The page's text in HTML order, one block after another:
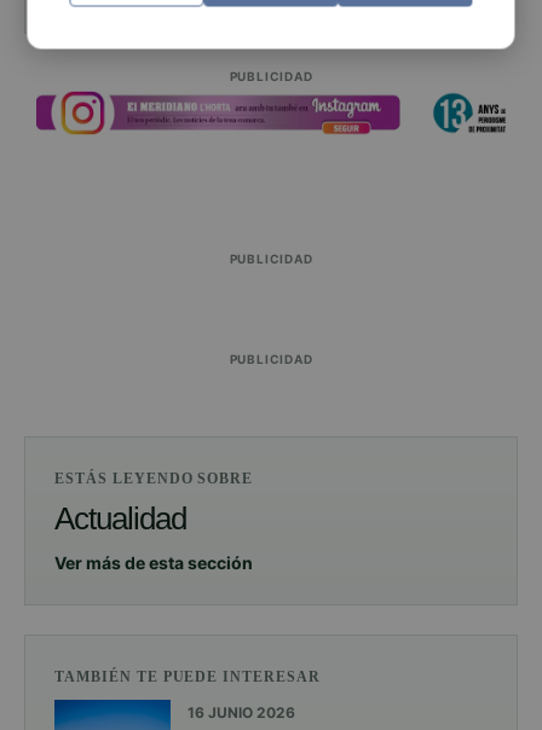
calle San Luis Bertrán obras Torrent Torrent
PUBLICIDAD
PUBLICIDAD
PUBLICIDAD
ESTÁS LEYENDO SOBRE
Actualidad
Ver más de esta sección
TAMBIÉN TE PUEDE INTERESAR
16 JUNIO 2026